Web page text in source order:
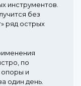
инструментов.
без
ряд острых
по
опоры и
один день.